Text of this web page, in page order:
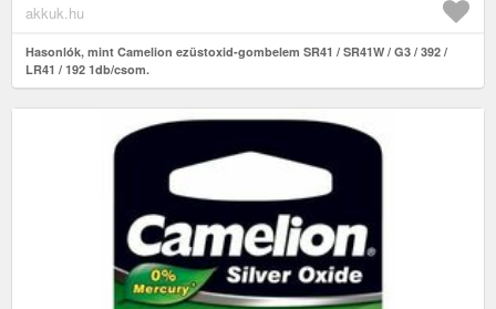
akkuk.hu
Hasonlók, mint Camelion ezüstoxid-gombelem SR41 / SR41W / G3 / 392 /
LR41 / 192 1db/csom.